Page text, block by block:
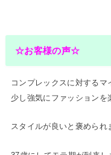
☆お客様の声☆
コンプレックスに対する
少し強気にファッション
スタイルが良いと褒められ